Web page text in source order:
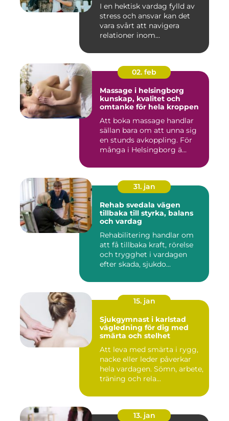
I en hektisk vardag fylld av
stress och ansvar kan det
vara svårt att navigera
relationer inom...
02. feb
Massage i helsingborg
kunskap, kvalitet och
omtanke för hela kroppen
Att boka massage handlar
sällan bara om att unna sig
en stunds avkoppling. För
många i Helsingborg ä...
31. jan
Rehab svedala vägen
tillbaka till styrka, balans
och vardag
Rehabilitering handlar om
att få tillbaka kraft, rörelse
och trygghet i vardagen
efter skada, sjukdo...
15. jan
Sjukgymnast i karlstad
vägledning för dig med
smärta och stelhet
Att leva med smärta i rygg,
nacke eller leder påverkar
hela vardagen. Sömn, arbete,
träning och rela...
13. jan